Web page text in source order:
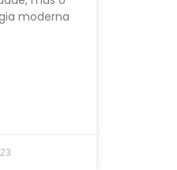
moderna